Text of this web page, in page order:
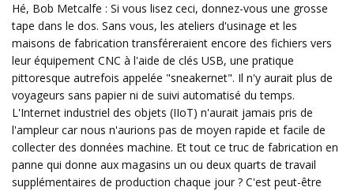
Hé, Bob Metcalfe : Si vous lisez ceci, donnez-vous une grosse
tape dans le dos. Sans vous, les ateliers d'usinage et les
maisons de fabrication transféreraient encore des fichiers vers
leur équipement CNC à l'aide de clés USB, une pratique
pittoresque autrefois appelée "sneakernet". Il n'y aurait plus de
voyageurs sans papier ni de suivi automatisé du temps.
L'Internet industriel des objets (IIoT) n'aurait jamais pris de
l'ampleur car nous n'aurions pas de moyen rapide et facile de
collecter des données machine. Et tout ce truc de fabrication en
panne qui donne aux magasins un ou deux quarts de travail
supplémentaires de production chaque jour ? C'est peut-être